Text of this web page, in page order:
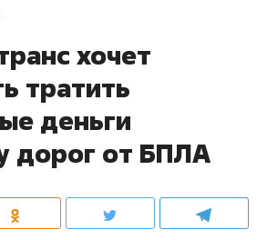
хочет
тратить
деньги
дорог от БПЛА